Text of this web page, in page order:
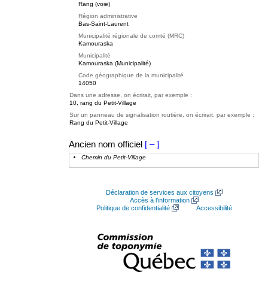
Rang (voie)
Région administrative
Bas-Saint-Laurent
Municipalité régionale de comté (MRC)
Kamouraska
Municipalité
Kamouraska (Municipalité)
Code géographique de la municipalité
14050
Dans une adresse, on écrirait, par exemple :
10, rang du Petit-Village
Sur un panneau de signalisation routière, on écrirait, par exemple :
Rang du Petit-Village
Ancien nom officiel [ – ]
Chemin du Petit-Village
Déclaration de services aux citoyens
Accès à l’information
Politique de confidentialité
Accessibilité